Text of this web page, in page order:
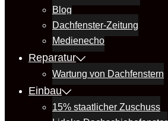
Blog
Dachfenster-Zeitung
Medienecho
Reparatur
Wartung von Dachfenstern
Einbau
15% staatlicher Zuschuss